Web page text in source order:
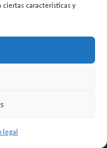
características y
legalu